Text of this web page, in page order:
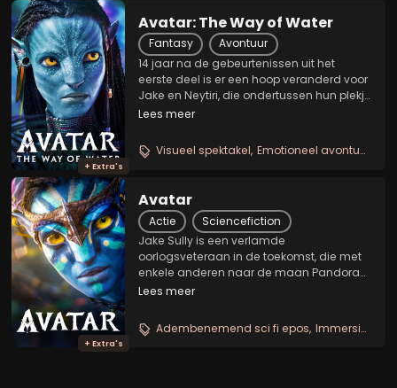
+ Extra's
Avatar: The Way of Water
Fantasy
Avontuur
14 jaar na de gebeurtenissen uit het
eerste deel is er een hoop veranderd voor
Jake en Neytiri, die ondertussen hun plekje
hebben gevonden in het regenwoud van
twee hebben samen drie Na'vi kinderen
en een...
Lees meer
Visueel spektakel Emotioneel avontuur
+ Extra's
Avatar
Actie
Sciencefiction
Jake Sully is een verlamde
oorlogsveteraan in de toekomst, die met
enkele anderen naar de maan Pandora
wordt gebracht. De mensheid wil daar
halen. Deze planeet wordt echter
bewoond door de Na'vi, een...
Lees meer
Adembenemend sci fi epos Immersieve wereldbouw